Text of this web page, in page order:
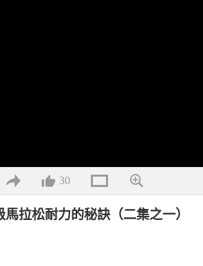
30
拉松耐力的秘訣（二集之一）